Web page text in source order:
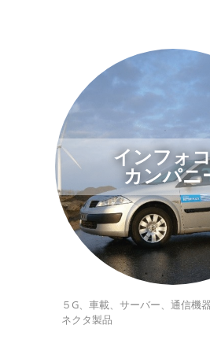
インフォ
カンパニ
５G、車載、サーバー、通信機
ネクタ製品